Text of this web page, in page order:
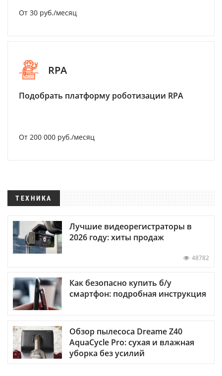
От 30 руб./месяц
RPA
Подобрать платформу роботизации RPA
От 200 000 руб./месяц
ТЕХНИКА
Лучшие видеорегистраторы в
2026 году: хиты продаж
48782
Как безопасно купить б/у
смартфон: подробная инструкция
Обзор пылесоса Dreame Z40
AquaCycle Pro: сухая и влажная
уборка без усилий